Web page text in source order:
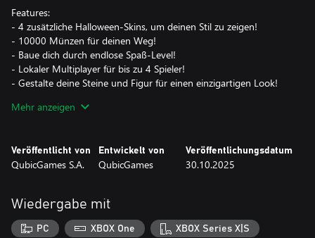
Features:
- 4 zusätzliche Halloween-Skins, um deinen Stil zu zeigen!
- 10000 Münzen für deinen Weg!
- Baue dich durch endlose Spaß‑Level!
- Lokaler Multiplayer für bis zu 4 Spieler!
- Gestalte deine Steine und Figur für einen einzigartigen Look!
- Fordere dich in epischen Bonus‑ und Boss‑Levels heraus!
Fall und sause nach vorn, um den ersten Platz zu holen. Zerlege
die Bonuslevel, um Münzen zu stapeln, und nutze sie, um neue
Baue schneller, sei schlauer und halte länger durch—wer hätte
Mehr anzeigen
Veröffentlicht von
QubicGames S.A.
Entwickelt von
QubicGames
Veröffentlichungsdatum
30.10.2025
Wiedergabe mit
PC XBOX One XBOX Series X|S